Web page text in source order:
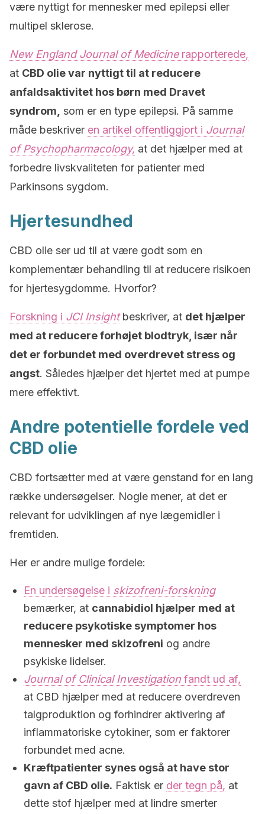
være nyttigt for mennesker med epilepsi eller
multipel sklerose.
New England Journal of Medicinerapporterede,
at CBD olie var nyttigt til at reducere
anfaldsaktivitet hos børn med Dravet
syndrom, som er en type epilepsi. På samme
måde beskriver en artikel offentliggjort i Journal
of Psychopharmacology, at det hjælper med at
forbedre livskvaliteten for patienter med
Parkinsons sygdom.
Hjertesundhed
CBD olie ser ud til at være godt som en
komplementær behandling til at reducere risikoen
for hjertesygdomme. Hvorfor?
Forskning i JCI Insightbeskriver, at det hjælper
med at reducere forhøjet blodtryk, især når
det er forbundet med overdrevet stress og
angst. Således hjælper det hjertet med at pumpe
mere effektivt.
Andre potentielle fordele ved
CBD olie
CBD fortsætter med at være genstand for en lang
række undersøgelser. Nogle mener, at det er
relevant for udviklingen af nye lægemidler i
fremtiden.
Her er andre mulige fordele:
En undersøgelse i skizofreni-forskning
bemærker, at cannabidiol hjælper med at
reducere psykotiske symptomer hos
mennesker med skizofreni og andre
psykiske lidelser.
Journal of Clinical Investigation fandt ud af,
at CBD hjælper med at reducere overdreven
talgproduktion og forhindrer aktivering af
inflammatoriske cytokiner, som er faktorer
forbundet med acne.
Kræftpatienter synes også at have stor
gavn af CBD olie. Faktisk er der tegn på, at
dette stof hjælper med at lindre smerter